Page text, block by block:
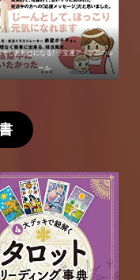
でしあわせになる! 子宝運アップ25のル
ール